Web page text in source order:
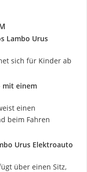
Lambo Urus
sich für Kinder ab
mit einem
einen
beim Fahren
Urus Elektroauto
über einen Sitz,